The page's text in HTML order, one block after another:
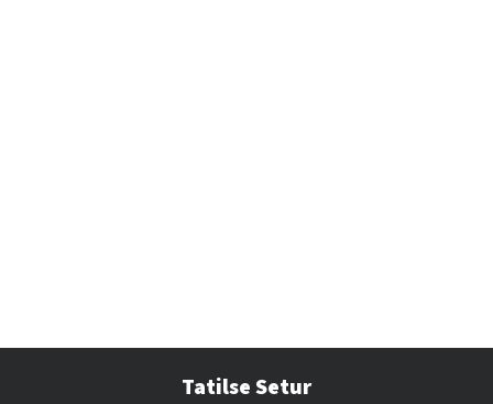
Tatilse Setur